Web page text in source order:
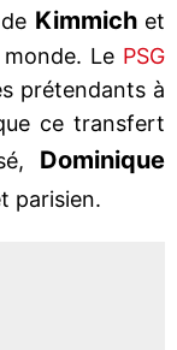
Kimmichet
Le PSG
prétendants à
ce transfert
Dominique
parisien.